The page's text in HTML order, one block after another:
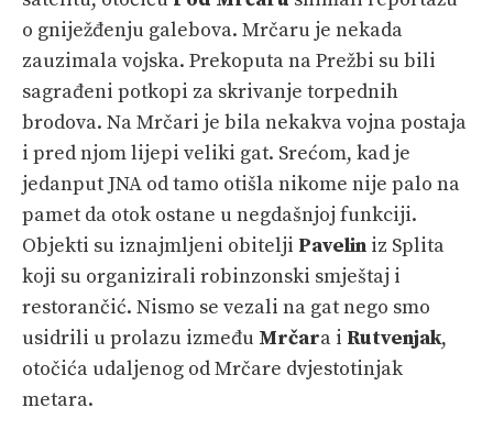
o gniježđenju galebova. Mrčaru je nekada
zauzimala vojska. Prekoputa na Prežbi su bili
sagrađeni potkopi za skrivanje torpednih
brodova. Na Mrčari je bila nekakva vojna postaja
i pred njom lijepi veliki gat. Srećom, kad je
jedanput JNA od tamo otišla nikome nije palo na
pamet da otok ostane u negdašnjoj funkciji.
Objekti su iznajmljeni obitelji Pavelin iz Splita
koji su organizirali robinzonski smještaj i
restorančić. Nismo se vezali na gat nego smo
usidrili u prolazu između Mrčara i Rutvenjak,
otočića udaljenog od Mrčare dvjestotinjak
metara.